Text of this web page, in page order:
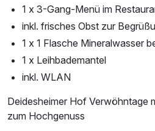
1 x 3-Gang-Menü im
inkl. frisches Obst zur
1 x 1 Flasche Mineralwasser
1 x Leihbademantel
inkl. WLAN
Deidesheimer Hof Verwöhntage
zum Hochgenuss